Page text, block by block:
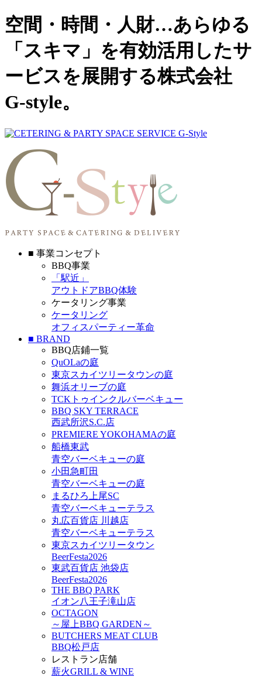
空間・時間・人財…あらゆる
「スキマ」を有効活用したサ
ービスを展開する株式会社
G-style。
■ 事業コンセプト
BBQ事業
「駅近」
アウトドアBBQ体験
ケータリング事業
ケータリング
オフィスパーティー革命
■ BRAND
BBQ店鋪一覧
QuOLaの庭
東京スカイツリータウンの庭
舞浜オリーブの庭
TCKトゥインクルバーベキュー
BBQ SKY TERRACE
西武所沢S.C.店
PREMIERE YOKOHAMAの庭
船橋東武
青空バーベキューの庭
小田急町田
青空バーベキューの庭
まるひろ上尾SC
青空バーベキューテラス
丸広百貨店 川越店
青空バーベキューテラス
東京スカイツリータウン
BeerFesta2026
東武百貨店 池袋店
BeerFesta2026
THE BBQ PARK
イオン八王子滝山店
OCTAGON
～屋上BBQ GARDEN～
BUTCHERS MEAT CLUB
BBQ松戸店
レストラン店舗
薪火GRILL & WINE